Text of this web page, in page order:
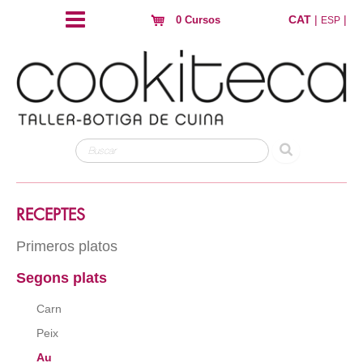
0 Cursos CAT | ESP |
RECEPTES
Primeros platos
Arros
Segons plats
Carn
Peix
Au